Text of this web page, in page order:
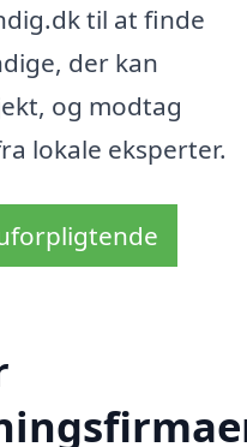
til at finde
der kan
og modtag
lokale eksperter.